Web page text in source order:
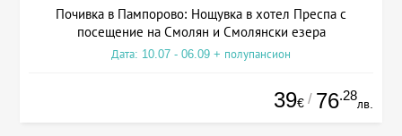
Почивка в Пампорово: Нощувка в хотел Преспа с
посещение на Смолян и Смолянски езера
Дата: 10.07 - 06.09 + полупансион
39€ / 76.28
лв.